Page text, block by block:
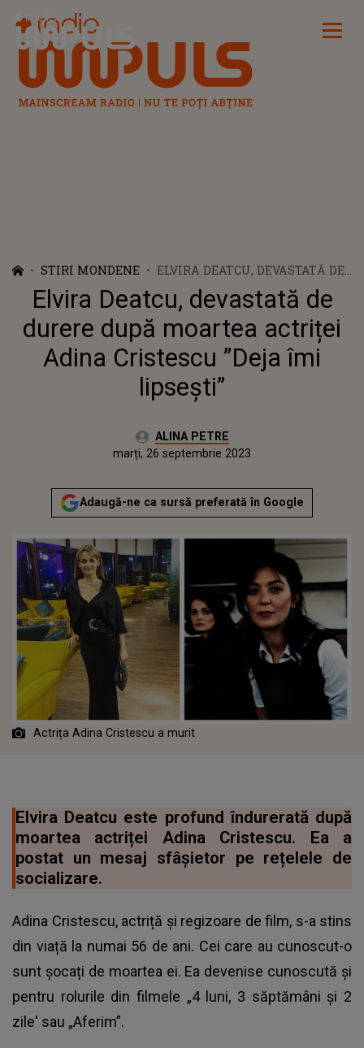
Radio Impuls
STIRI MONDENE
ELVIRA DEATCU, DEVASTATĂ DE
DURERE DUPĂ MOARTEA
ACTRIȚEI ADINA CRISTESCU
”DEJA ÎMI LIPSEȘTI”
Elvira Deatcu, devastată de
durere după moartea actriței
Adina Cristescu ”Deja îmi
lipsești”
Autor:ALINA PETRE
Publicat:
marți, 26 septembrie 2023
Adaugă-ne ca sursă preferată în Google
Actrița Adina Cristescu a murit
Elvira Deatcu este profund îndurerată după
moartea actriței Adina Cristescu. Ea a
postat un mesaj sfâșietor pe rețelele de
socializare.
Adina Cristescu, actriță și regizoare de film, s-a stins
din viață la numai 56 de ani. Cei care au cunoscut-o
sunt șocați de moartea ei. Ea devenise cunoscută și
pentru rolurile din filmele „4 luni, 3 săptămâni și 2
zile' sau „Aferim”.